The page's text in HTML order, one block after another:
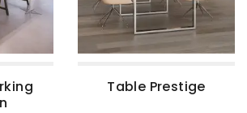
Table Prestige